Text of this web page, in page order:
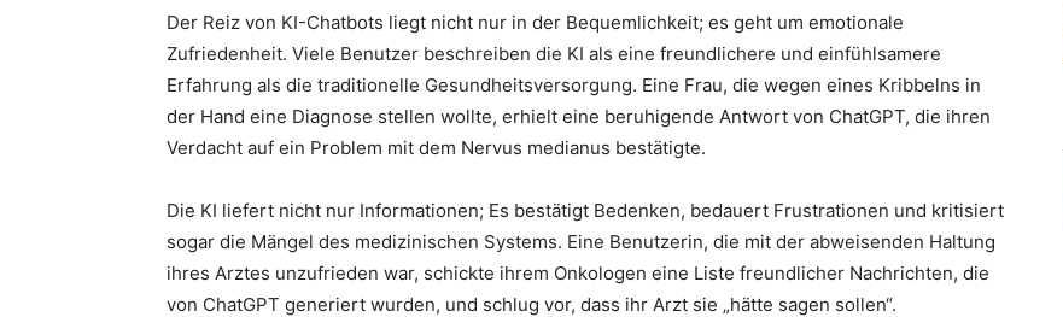
Der Reiz von KI-Chatbots liegt nicht nur in der Bequemlichkeit; es geht um emotionale
Zufriedenheit. Viele Benutzer beschreiben die KI als eine freundlichere und einfühlsamere
Erfahrung als die traditionelle Gesundheitsversorgung. Eine Frau, die wegen eines Kribbelns in
der Hand eine Diagnose stellen wollte, erhielt eine beruhigende Antwort von ChatGPT, die ihren
Verdacht auf ein Problem mit dem Nervus medianus bestätigte.
Die KI liefert nicht nur Informationen; Es bestätigt Bedenken, bedauert Frustrationen und kritisiert
sogar die Mängel des medizinischen Systems. Eine Benutzerin, die mit der abweisenden Haltung
ihres Arztes unzufrieden war, schickte ihrem Onkologen eine Liste freundlicher Nachrichten, die
von ChatGPT generiert wurden, und schlug vor, dass ihr Arzt sie „hätte sagen sollen“.